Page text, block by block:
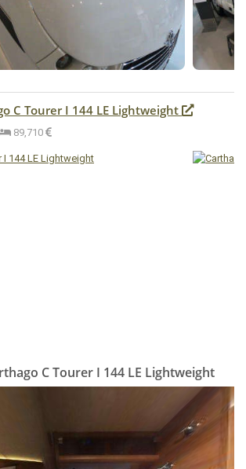
C Tourer I 144 LE Lightweight
89,710
C Tourer I 144 LE Lightweight